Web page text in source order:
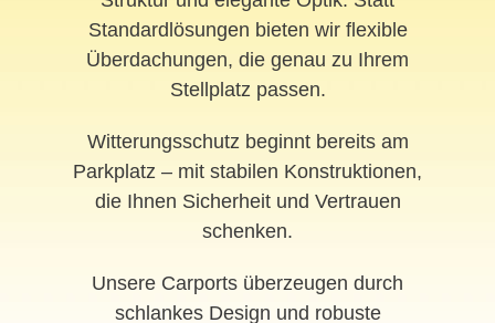
Standardlösungen bieten wir flexible
Überdachungen, die genau zu Ihrem
Stellplatz passen.
Witterungsschutz beginnt bereits am
Parkplatz – mit stabilen Konstruktionen,
die Ihnen Sicherheit und Vertrauen
schenken.
Unsere Carports überzeugen durch
schlankes Design und robuste